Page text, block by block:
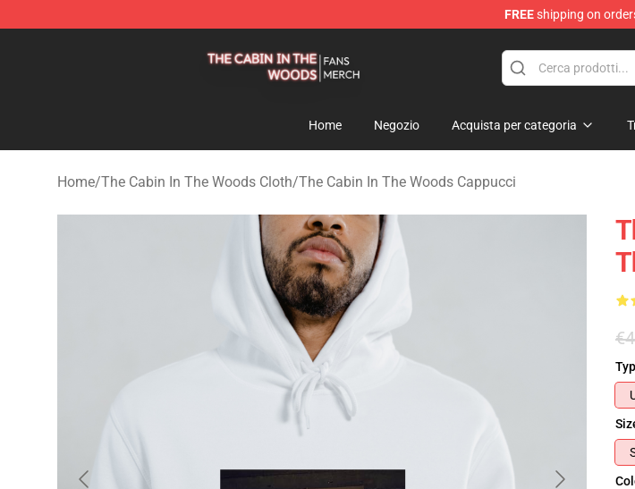
FREEshipping on
Home Negozio Acquista per categoria
Home/The Cabin In The Woods Cloth/The Cabin In The Woods Cappucci